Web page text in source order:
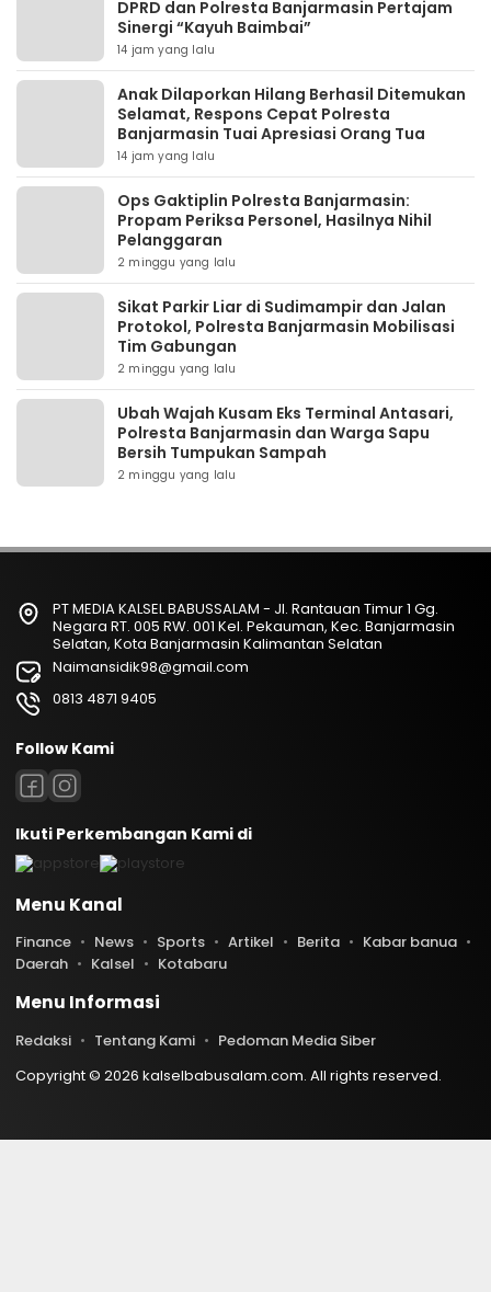
DPRD dan Polresta Banjarmasin Pertajam
Sinergi “Kayuh Baimbai”
14 jam yang lalu
Anak Dilaporkan Hilang Berhasil Ditemukan
Selamat, Respons Cepat Polresta
Banjarmasin Tuai Apresiasi Orang Tua
14 jam yang lalu
Ops Gaktiplin Polresta Banjarmasin:
Propam Periksa Personel, Hasilnya Nihil
Pelanggaran
2 minggu yang lalu
Sikat Parkir Liar di Sudimampir dan Jalan
Protokol, Polresta Banjarmasin Mobilisasi
Tim Gabungan
2 minggu yang lalu
Ubah Wajah Kusam Eks Terminal Antasari,
Polresta Banjarmasin dan Warga Sapu
Bersih Tumpukan Sampah
2 minggu yang lalu
PT MEDIA KALSEL BABUSSALAM - Jl. Rantauan Timur 1 Gg.
Negara RT. 005 RW. 001 Kel. Pekauman, Kec. Banjarmasin
Selatan, Kota Banjarmasin Kalimantan Selatan
Naimansidik98@gmail.com
0813 4871 9405
Follow Kami
Ikuti Perkembangan Kami di
Menu Kanal
Finance News Sports Artikel Berita
Kabar banua
Daerah
Kalsel Kotabaru
Menu Informasi
Redaksi Tentang Kami
Pedoman Media Siber
Copyright © 2026 kalselbabusalam.com. All rights reserved.